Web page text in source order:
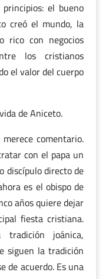
el bueno
creó el mundo, la
rico con negocios
los cristianos
el valor del cuerpo
de Aniceto.
comentario.
con el papa un
discípulo directo de
es el obispo de
años quiere dejar
fiesta cristiana.
joánica,
siguen la tradición
de acuerdo. Es una